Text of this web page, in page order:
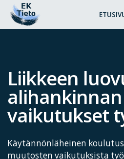
Liikkeen
vaikutukset
Käytännönläheinen
muutosten vaikutuksista